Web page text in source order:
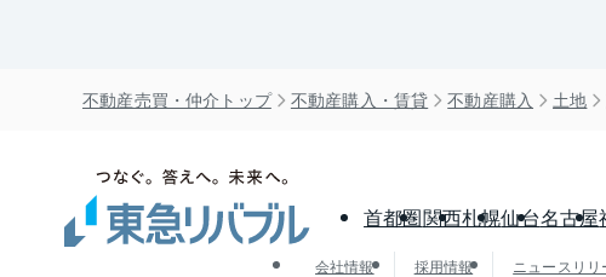
不動産売買・仲介トップ 不動産購入・賃貸 不動産購入 土地
首都圏関西札幌仙台名古屋
会社情報 採用情報 ニュースリリ